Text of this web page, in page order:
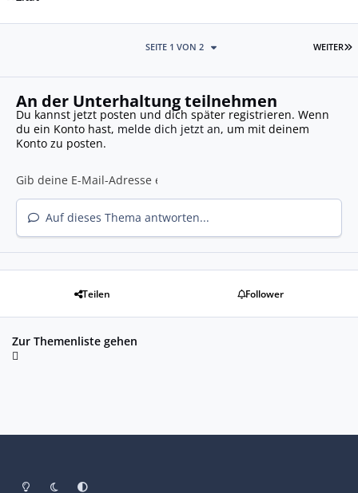
WEITER
SEITE 1 VON 2
An der Unterhaltung teilnehmen
Du kannst jetzt posten und dich später registrieren. Wenn
du ein Konto hast, melde dich jetzt an, um mit deinem
Konto zu posten.
Auf dieses Thema antworten...
Teilen Follower
Zur Themenliste gehen
Heller ModusDunkler Modus
Systemeinstellung